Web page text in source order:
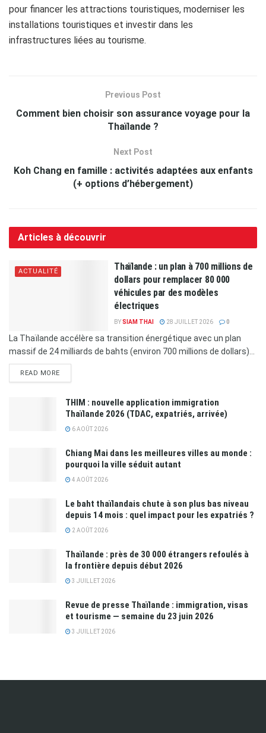
pour financer les attractions touristiques, moderniser les
installations touristiques et investir dans les
infrastructures liées au tourisme.
Previous Post
Comment bien choisir son assurance voyage pour la
Thaïlande ?
Next Post
Koh Chang en famille : activités adaptées aux enfants
(+ options d’hébergement)
Articles à découvrir
ACTUALITÉ
Thaïlande : un plan à 700 millions de
dollars pour remplacer 80 000
véhicules par des modèles
électriques
BYSIAM THAI 28 JUILLET 2026 0
La Thaïlande accélère sa transition énergétique avec un plan
massif de 24 milliards de bahts (environ 700 millions de dollars)...
READ MORE
THIM : nouvelle application immigration
Thaïlande 2026 (TDAC, expatriés, arrivée)
6 AOÛT 2026
Chiang Mai dans les meilleures villes au monde :
pourquoi la ville séduit autant
4 AOÛT 2026
Le baht thaïlandais chute à son plus bas niveau
depuis 14 mois : quel impact pour les expatriés ?
2 AOÛT 2026
Thaïlande : près de 30 000 étrangers refoulés à
la frontière depuis début 2026
3 JUILLET 2026
Revue de presse Thaïlande : immigration, visas
et tourisme — semaine du 23 juin 2026
3 JUILLET 2026